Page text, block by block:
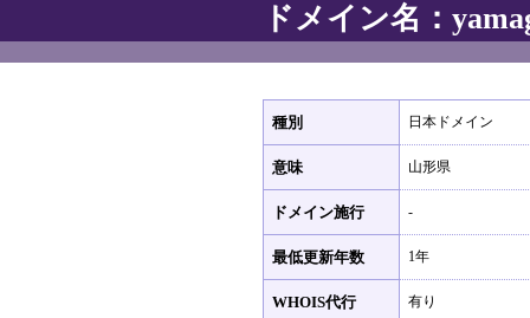
ドメイン名：
種別 日本ドメイン
意味 山形県
ドメイン施行 -
最低更新年数 1年
WHOIS代行 有り